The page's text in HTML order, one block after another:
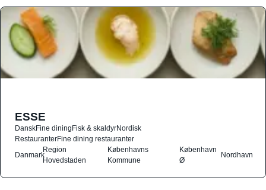
ESSE
DanskFine diningFisk & skaldyrNordisk
RestauranterFine dining restauranter
Danmark
Region
Hovedstaden
Københavns
Kommune
København
Ø
Nordhavn